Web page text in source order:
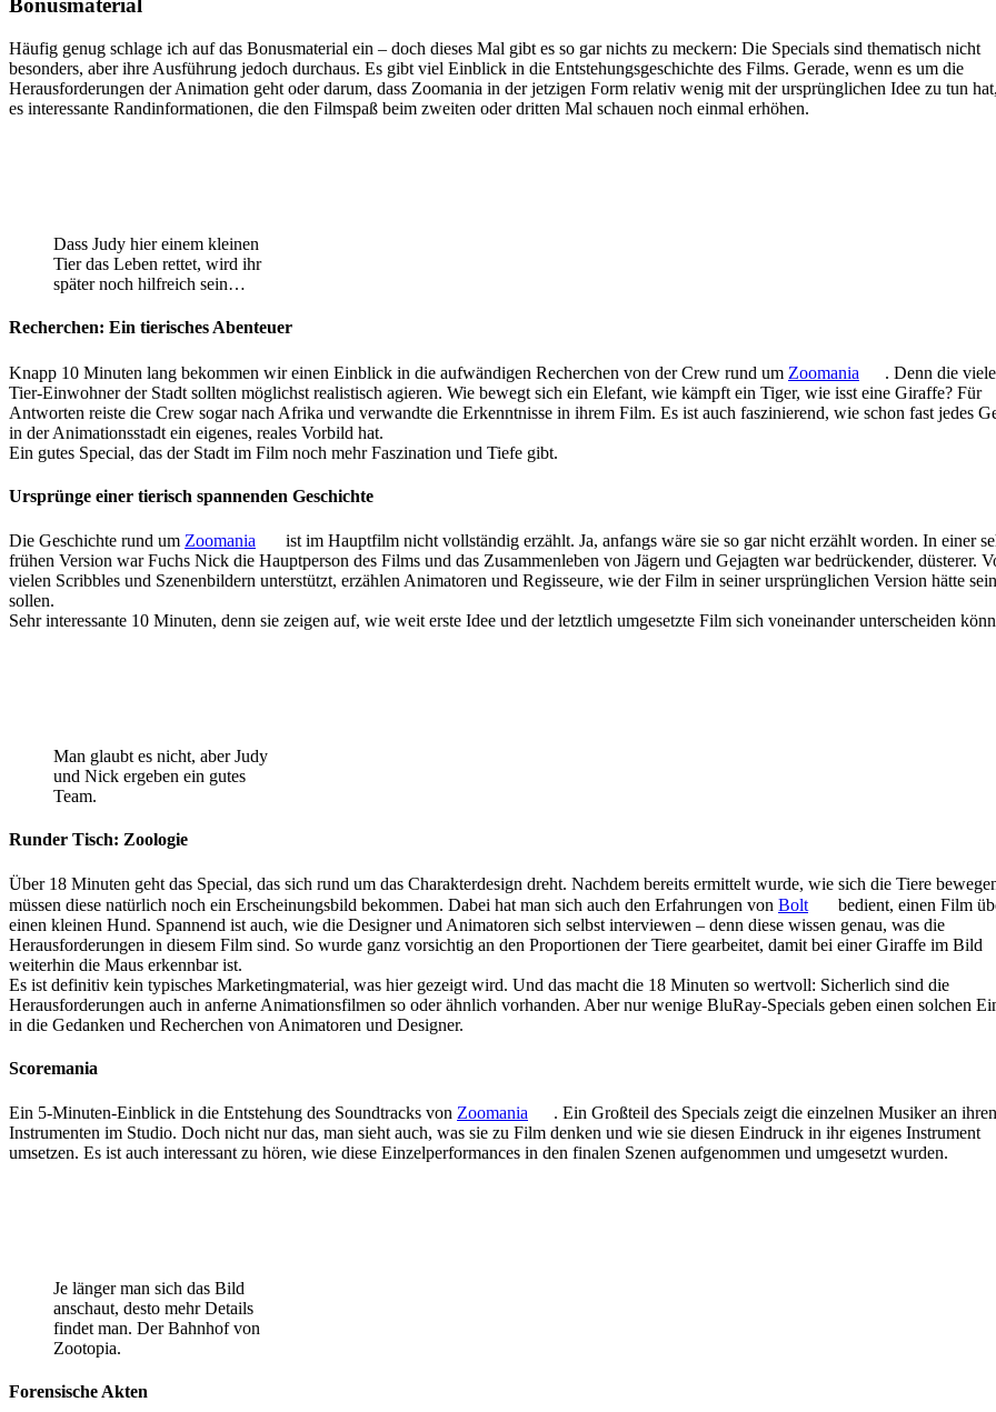
Bonusmaterial
Häufig genug schlage ich auf das Bonusmaterial ein – doch dieses Mal gibt es so gar nichts zu meckern: Die Specials sind thematisch nicht
besonders, aber ihre Ausführung jedoch durchaus. Es gibt viel Einblick in die Entstehungsgeschichte des Films. Gerade, wenn es um die
Herausforderungen der Animation geht oder darum, dass Zoomania in der jetzigen Form relativ wenig mit der ursprünglichen Idee zu tun
es interessante Randinformationen, die den Filmspaß beim zweiten oder dritten Mal schauen noch einmal erhöhen.
Dass Judy hier einem kleinen
Tier das Leben rettet, wird ihr
später noch hilfreich sein…
Recherchen: Ein tierisches Abenteuer
Knapp 10 Minuten lang bekommen wir einen Einblick in die aufwändigen Recherchen von der Crew rund um Zoomania
. Denn die
Tier-Einwohner der Stadt sollten möglichst realistisch agieren. Wie bewegt sich ein Elefant, wie kämpft ein Tiger, wie isst eine Giraffe? Für
Antworten reiste die Crew sogar nach Afrika und verwandte die Erkenntnisse in ihrem Film. Es ist auch faszinierend, wie schon fast jedes
in der Animationsstadt ein eigenes, reales Vorbild hat.
Ein gutes Special, das der Stadt im Film noch mehr Faszination und Tiefe gibt.
Ursprünge einer tierisch spannenden Geschichte
Die Geschichte rund um Zoomania
ist im Hauptfilm nicht vollständig erzählt. Ja, anfangs wäre sie so gar nicht erzählt worden. In einer
frühen Version war Fuchs Nick die Hauptperson des Films und das Zusammenleben von Jägern und Gejagten war bedrückender, düsterer.
vielen Scribbles und Szenenbildern unterstützt, erzählen Animatoren und Regisseure, wie der Film in seiner ursprünglichen Version hätte sein
sollen.
Sehr interessante 10 Minuten, denn sie zeigen auf, wie weit erste Idee und der letztlich umgesetzte Film sich voneinander unterscheiden
Man glaubt es nicht, aber Judy
und Nick ergeben ein gutes
Team.
Runder Tisch: Zoologie
Über 18 Minuten geht das Special, das sich rund um das Charakterdesign dreht. Nachdem bereits ermittelt wurde, wie sich die Tiere
müssen diese natürlich noch ein Erscheinungsbild bekommen. Dabei hat man sich auch den Erfahrungen von Bolt
bedient, einen Film
einen kleinen Hund. Spannend ist auch, wie die Designer und Animatoren sich selbst interviewen – denn diese wissen genau, was die
Herausforderungen in diesem Film sind. So wurde ganz vorsichtig an den Proportionen der Tiere gearbeitet, damit bei einer Giraffe im Bild
weiterhin die Maus erkennbar ist.
Es ist definitiv kein typisches Marketingmaterial, was hier gezeigt wird. Und das macht die 18 Minuten so wertvoll: Sicherlich sind die
Herausforderungen auch in anferne Animationsfilmen so oder ähnlich vorhanden. Aber nur wenige BluRay-Specials geben einen solchen
in die Gedanken und Recherchen von Animatoren und Designer.
Scoremania
Ein 5-Minuten-Einblick in die Entstehung des Soundtracks von Zoomania
. Ein Großteil des Specials zeigt die einzelnen Musiker an ihren
Instrumenten im Studio. Doch nicht nur das, man sieht auch, was sie zu Film denken und wie sie diesen Eindruck in ihr eigenes Instrument
umsetzen. Es ist auch interessant zu hören, wie diese Einzelperformances in den finalen Szenen aufgenommen und umgesetzt wurden.
Je länger man sich das Bild
anschaut, desto mehr Details
findet man. Der Bahnhof von
Zootopia.
Forensische Akten